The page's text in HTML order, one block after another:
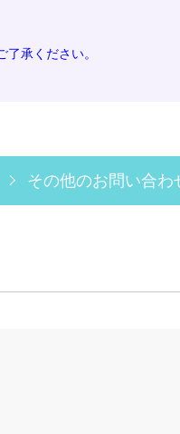
承ください。
その他のお問い合わ